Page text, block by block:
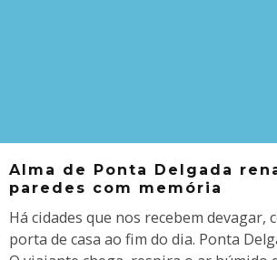
Alma de Ponta Delgada
paredes com memória
Há cidades que nos recebem devagar,
porta de casa ao fim do dia. Ponta